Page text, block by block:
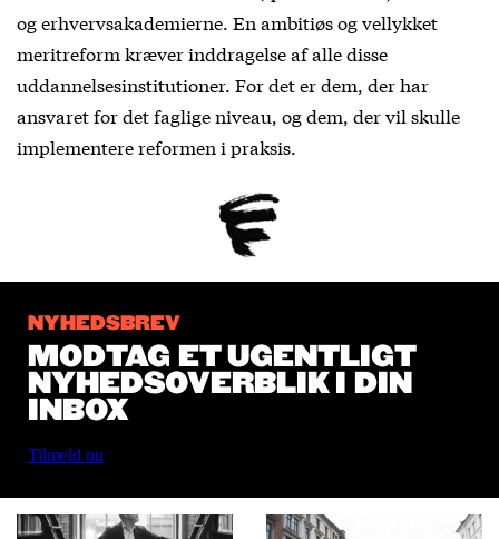
og erhvervsakademierne. En ambitiøs og vellykket
meritreform kræver inddragelse af alle disse
uddannelsesinstitutioner. For det er dem, der har
ansvaret for det faglige niveau, og dem, der vil skulle
implementere reformen i praksis.
NYHEDSBREV
MODTAG ET UGENTLIGT
NYHEDSOVERBLIK I DIN
INBOX
Tilmeld nu